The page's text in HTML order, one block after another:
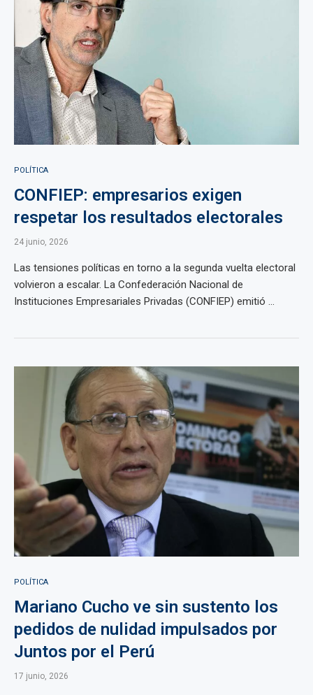
POLÍTICA
CONFIEP: empresarios exigen
respetar los resultados electorales
24 junio, 2026
Las tensiones políticas en torno a la segunda vuelta electoral
volvieron a escalar. La Confederación Nacional de
Instituciones Empresariales Privadas (CONFIEP) emitió ...
POLÍTICA
Mariano Cucho ve sin sustento los
pedidos de nulidad impulsados por
Juntos por el Perú
17 junio, 2026